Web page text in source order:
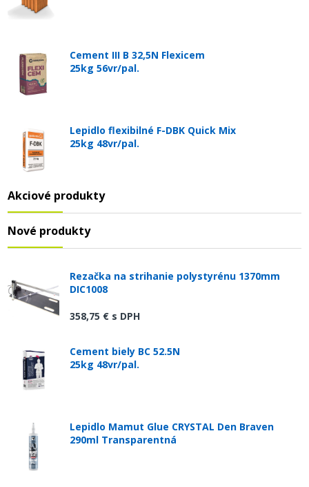
Cement III B 32,5N Flexicem
25kg 56vr/pal.
Lepidlo flexibilné F-DBK Quick Mix
25kg 48vr/pal.
Akciové produkty
Nové produkty
Rezačka na strihanie polystyrénu 1370mm
DIC1008
358,75 € s DPH
Cement biely BC 52.5N
25kg 48vr/pal.
Lepidlo Mamut Glue CRYSTAL Den Braven
290ml Transparentná